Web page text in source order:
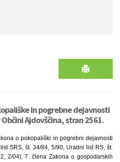
in pogrebne dejavnosti
Ajdovščina, stran 2561.
o pokopališki in pogrebni dejavnosti
SRS, št. 34/84, 5/90, Uradni list RS, št.
2/04), 7. člena Zakona o gospodarskih